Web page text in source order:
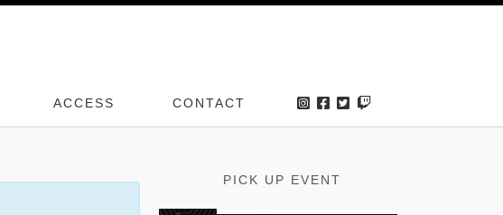
ACCESS CONTACT
PICK UP EVENT